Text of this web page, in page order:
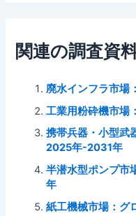
関連の調査資
廃水インフラ市
工業用粉砕機市場
携帯兵器・小型武
2025年-2031年
半潜水型ポンプ市
年
紙工機械市場：